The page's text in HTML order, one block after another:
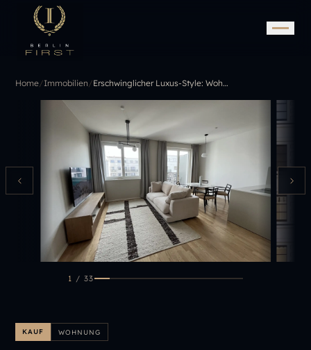
IMMOBILIE BEWERTEN
Home/Immobilien/ Erschwinglicher Luxus-Style: Wohnungen mitten in der City
1 / 33
KAUF WOHNUNG